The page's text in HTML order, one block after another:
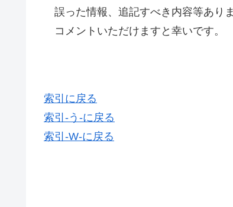
誤った情報、追記すべき内容等あり
コメントいただけますと幸いです。
索引に戻る
索引-う-に戻る
索引-W-に戻る